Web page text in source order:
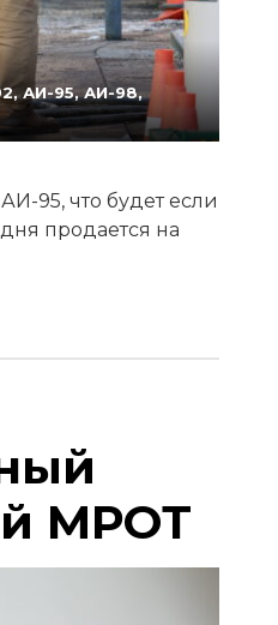
АИ-95, АИ-98,
95, что будет если
продается на
МРОТ